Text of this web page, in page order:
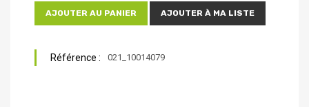
AJOUTER AU PANIER AJOUTER À MA LISTE
Référence : 021_10014079